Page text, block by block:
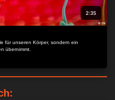
2:35
für unseren Körper, sondern ein
übernimmt.